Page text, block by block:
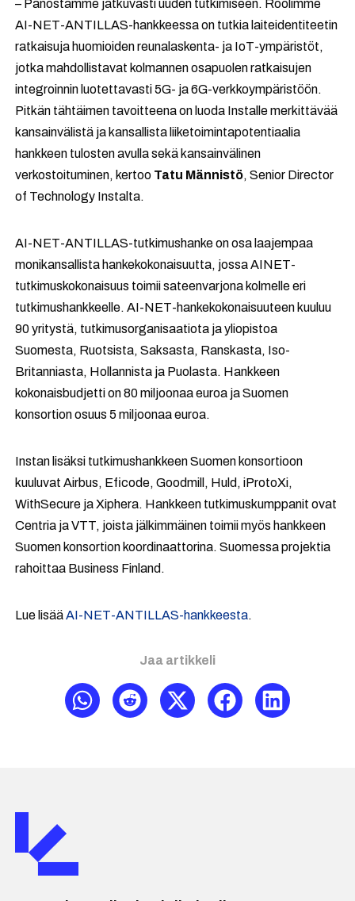
– Panostamme jatkuvasti uuden tutkimiseen. Roolimme
AI-NET-ANTILLAS-hankkeessa on tutkia laiteidentiteetin
ratkaisuja huomioiden reunalaskenta- ja IoT-ympäristöt,
jotka mahdollistavat kolmannen osapuolen ratkaisujen
integroinnin luotettavasti 5G- ja 6G-verkkoympäristöön.
Pitkän tähtäimen tavoitteena on luoda Installe merkittävää
kansainvälistä ja kansallista liiketoimintapotentiaalia
hankkeen tulosten avulla sekä kansainvälinen
verkostoituminen, kertoo Tatu Männistö, Senior Director
of Technology Instalta.
­AI-NET-ANTILLAS-tutkimushanke on osa laajempaa
monikansallista hankekokonaisuutta, jossa AINET-
tutkimuskokonaisuus toimii sateenvarjona kolmelle eri
tutkimushankkeelle. AI-NET-hankekokonaisuuteen kuuluu
90 yritystä, tutkimusorganisaatiota ja yliopistoa
Suomesta, Ruotsista, Saksasta, Ranskasta, Iso-
Britanniasta, Hollannista ja Puolasta. Hankkeen
kokonaisbudjetti on 80 miljoonaa euroa ja Suomen
konsortion osuus 5 miljoonaa euroa.
Instan lisäksi tutkimushankkeen Suomen konsortioon
kuuluvat Airbus, Eficode, Goodmill, Huld, iProtoXi,
WithSecure ja Xiphera. Hankkeen tutkimuskumppanit ovat
Centria ja VTT, joista jälkimmäinen toimii myös hankkeen
Suomen konsortion koordinaattorina. Suomessa projektia
rahoittaa Business Finland.
Lue lisääAI-NET-ANTILLAS-hankkeesta.
Jaa artikkeli